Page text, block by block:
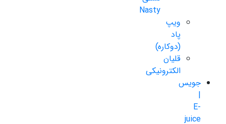
Nasty
ویپ
پاد
(دوکاره)
قلیان
الکترونیکی
جویس
|
E-
juice